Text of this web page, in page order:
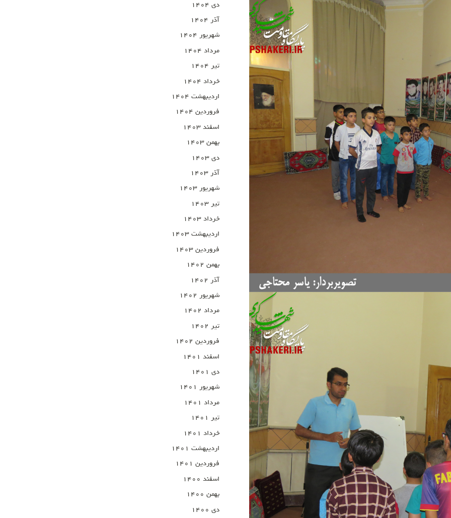
دی ۱۴۰۴
آذر ۱۴۰۴
شهریور ۱۴۰۴
مرداد ۱۴۰۴
تیر ۱۴۰۴
خرداد ۱۴۰۴
اردیبهشت ۱۴۰۴
فروردین ۱۴۰۴
اسفند ۱۴۰۳
بهمن ۱۴۰۳
دی ۱۴۰۳
آذر ۱۴۰۳
شهریور ۱۴۰۳
تیر ۱۴۰۳
خرداد ۱۴۰۳
اردیبهشت ۱۴۰۳
فروردین ۱۴۰۳
بهمن ۱۴۰۲
آذر ۱۴۰۲
شهریور ۱۴۰۲
مرداد ۱۴۰۲
تیر ۱۴۰۲
فروردین ۱۴۰۲
اسفند ۱۴۰۱
دی ۱۴۰۱
شهریور ۱۴۰۱
مرداد ۱۴۰۱
تیر ۱۴۰۱
خرداد ۱۴۰۱
اردیبهشت ۱۴۰۱
فروردین ۱۴۰۱
اسفند ۱۴۰۰
بهمن ۱۴۰۰
دی ۱۴۰۰